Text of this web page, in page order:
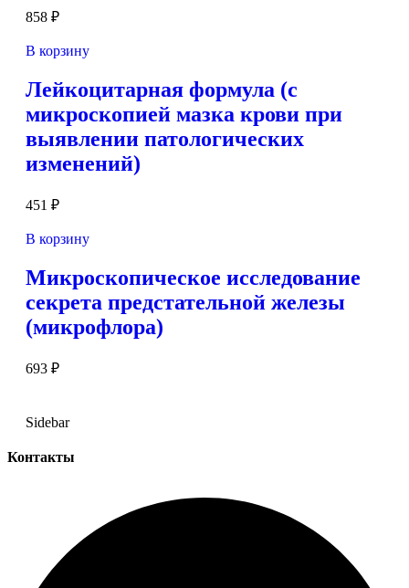
858 ₽
В корзину
Лейкоцитарная формула (с
микроскопией мазка крови при
выявлении патологических
изменений)
451 ₽
В корзину
Микроскопическое исследование
секрета предстательной железы
(микрофлора)
693 ₽
Sidebar
Контакты